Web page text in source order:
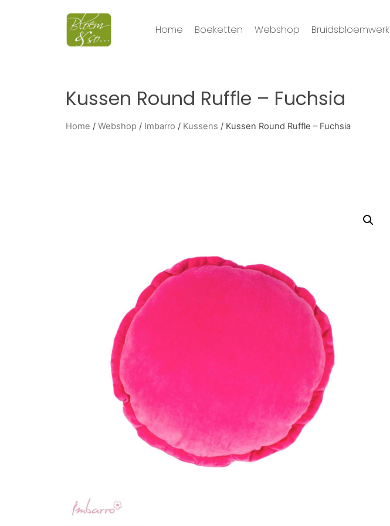
Home Boeketten Webshop Bruidsbloemwerk
Kussen Round Ruffle – Fuchsia
Home / Webshop / Imbarro / Kussens / Kussen Round Ruffle – Fuchsia